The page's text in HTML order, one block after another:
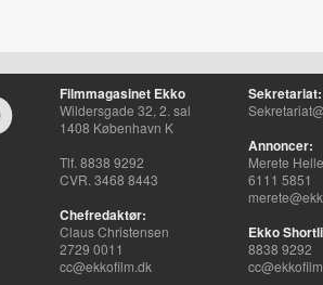
Filmmagasinet Ekko
Wildersgade 32, 2. sal
1408 København K
Tlf. 8838 9292
CVR. 3468 8443
Chefredaktør:
Claus Christensen
2729 0011
cc@ekkofilm.dk
Sekretariat:
Annoncer:
Merete
6111 5851
Ekko
8838 9292